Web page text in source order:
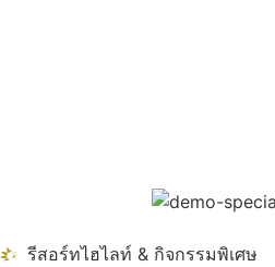
รีสอร์ทไฮไลท์ & กิจกรรมพิเศษ